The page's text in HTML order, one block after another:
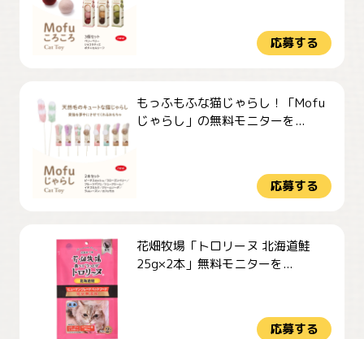
応募する
もっふもふな猫じゃらし！「Mofu
じゃらし」の無料モニターを...
応募する
花畑牧場「トロリーヌ 北海道鮭
25g×2本」無料モニターを...
応募する